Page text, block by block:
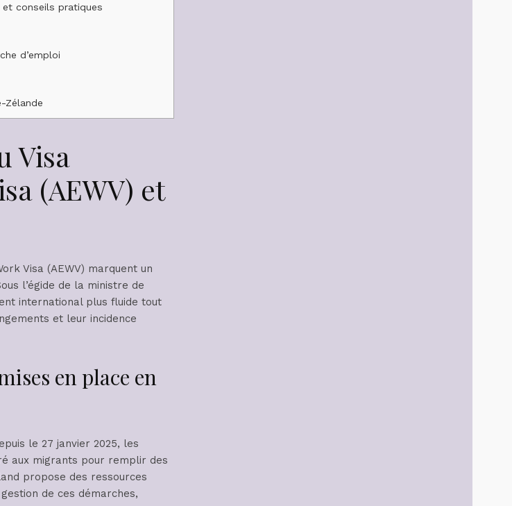
et conseils pratiques
d’emploi
Zélande
Visa
(AEWV) et
Visa (AEWV) marquent un
l’égide de la ministre de
international plus fluide tout
et leur incidence
en place en
le 27 janvier 2025, les
aux migrants pour remplir des
propose des ressources
de ces démarches,